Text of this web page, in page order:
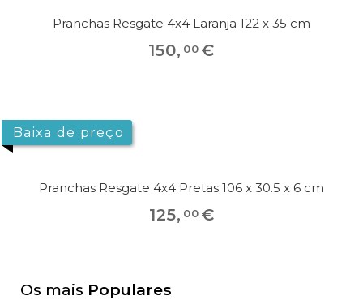
Pranchas Resgate 4x4 Laranja 122 x 35 cm
150, 00 €
Baixa de preço
Pranchas Resgate 4x4 Pretas 106 x 30.5 x 6 cm
125, 00 €
Os mais Populares